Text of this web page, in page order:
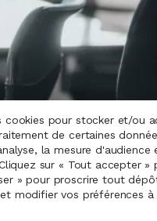
cookies pour stocker et/ou
de certaines
la mesure d'audience
sur « Tout accepter
» pour proscrire tout
modifier vos préférences